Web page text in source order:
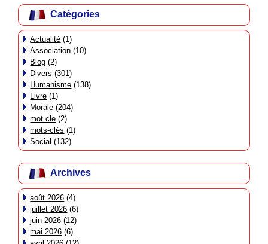
Catégories
Actualité (1)
Association (10)
Blog (2)
Divers (301)
Humanisme (138)
Livre (1)
Morale (204)
mot cle (2)
mots-clés (1)
Social (132)
Archives
août 2026 (4)
juillet 2026 (6)
juin 2026 (12)
mai 2026 (6)